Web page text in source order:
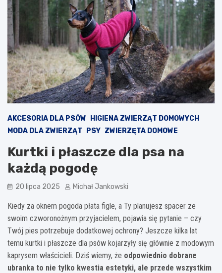
AKCESORIA DLA PSÓW
HIGIENA ZWIERZĄT DOMOWYCH
MODA DLA ZWIERZĄT
PSY ZWIERZĘTA DOMOWE
Kurtki i płaszcze dla psa na
każdą pogodę
20 lipca 2025 Michał Jankowski
Kiedy za oknem pogoda płata figle, a Ty planujesz spacer ze
swoim czworonożnym przyjacielem, pojawia się pytanie – czy
Twój pies potrzebuje dodatkowej ochrony? Jeszcze kilka lat
temu kurtki i płaszcze dla psów kojarzyły się głównie z modowym
kaprysem właścicieli. Dziś wiemy, że odpowiednio dobrane
ubranka to nie tylko kwestia estetyki, ale przede wszystkim